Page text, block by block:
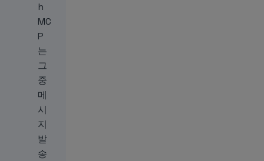
h
MC
P
는
그
중
메
시
지
발
송